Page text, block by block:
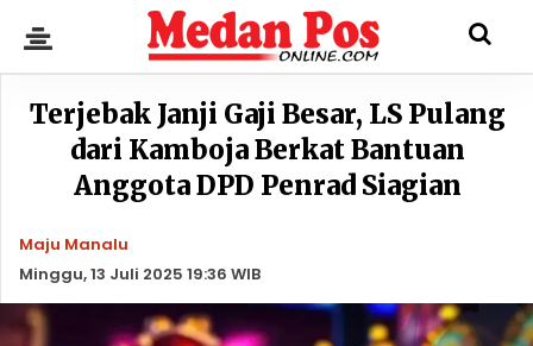
Terjebak Janji Gaji Besar, LS Pulang
dari Kamboja Berkat Bantuan
Anggota DPD Penrad Siagian
Maju Manalu
Minggu, 13 Juli 2025 19:36 WIB